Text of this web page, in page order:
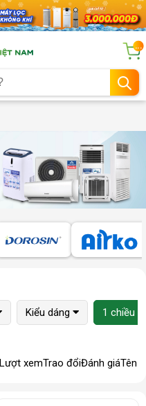
...
Kiểu dáng 1 chiều
Lượt xemTrao đổiĐánh giáTên